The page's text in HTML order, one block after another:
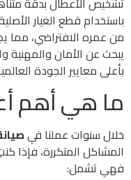
باستخدام قطع الغيار
من عمره الافتراضي، مما
يبحث عن الأمان والمهنية
بأعلى معايير الجودة
ما هي أهم
خلال سنوات عملنا في
المشاكل المتكررة، فإذا
فهي تشمل: